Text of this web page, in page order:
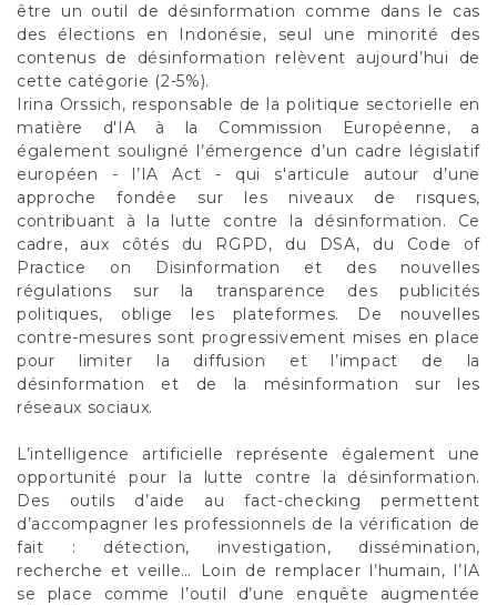
être un outil de désinformation comme dans le cas
des élections en Indonésie, seul une minorité des
contenus de désinformation relèvent aujourd’hui de
cette catégorie (2-5%).
Irina Orssich, responsable de la politique sectorielle en
matière d'IA à la Commission Européenne, a
également souligné l’émergence d’un cadre législatif
européen - l’IA Act - qui s'articule autour d’une
approche fondée sur les niveaux de risques,
contribuant à la lutte contre la désinformation. Ce
cadre, aux côtés du RGPD, du DSA, du Code of
Practice on Disinformation et des nouvelles
régulations sur la transparence des publicités
politiques, oblige les plateformes. De nouvelles
contre-mesures sont progressivement mises en place
pour limiter la diffusion et l’impact de la
désinformation et de la mésinformation sur les
réseaux sociaux.
L’intelligence artificielle représente également une
opportunité pour la lutte contre la désinformation.
Des outils d’aide au fact-checking permettent
d’accompagner les professionnels de la vérification de
fait : détection, investigation, dissémination,
recherche et veille… Loin de remplacer l’humain, l’IA
se place comme l’outil d’une enquête augmentée